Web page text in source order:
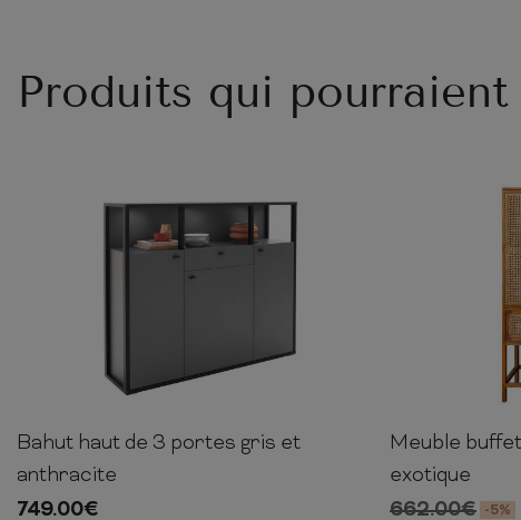
Produits qui
121cm 145cm
Bahut haut de 3 portes gris et
anthracite
749.00€
140cm
Meuble
exotique
662.00€ -5%